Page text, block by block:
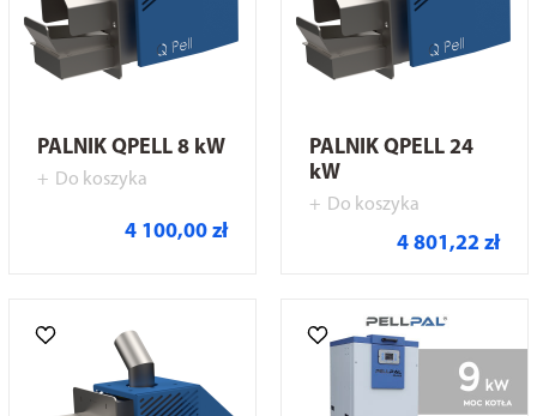
PALNIK QPELL 8 kW
Do koszyka
4 100,00 zł
PALNIK QPELL 24
kW
Do koszyka
4 801,22 zł